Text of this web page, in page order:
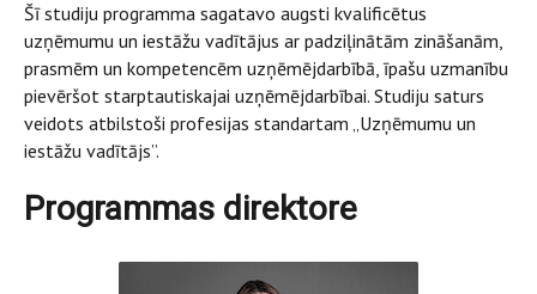
Šī studiju programma sagatavo augsti kvalificētus
uzņēmumu un iestāžu vadītājus ar padziļinātām zināšanām,
prasmēm un kompetencēm uzņēmējdarbībā, īpašu uzmanību
pievēršot starptautiskajai uzņēmējdarbībai. Studiju saturs
veidots atbilstoši profesijas standartam „Uzņēmumu un
iestāžu vadītājs”.
Programmas direktore